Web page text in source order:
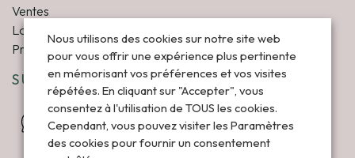
Ventes
Locations
Projets
SUIVEZ-NOUS
Nous utilisons des cookies sur notre site web
pour vous offrir une expérience plus pertinente
en mémorisant vos préférences et vos visites
répétées. En cliquant sur "Accepter", vous
consentez à l'utilisation de TOUS les cookies.
Cependant, vous pouvez visiter les Paramètres
des cookies pour fournir un consentement